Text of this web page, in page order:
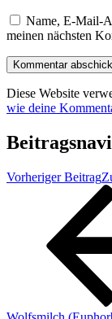
Name, E-Mail-
meinen nächsten
Diese Website
wie deine
Vorheriger Beitrag